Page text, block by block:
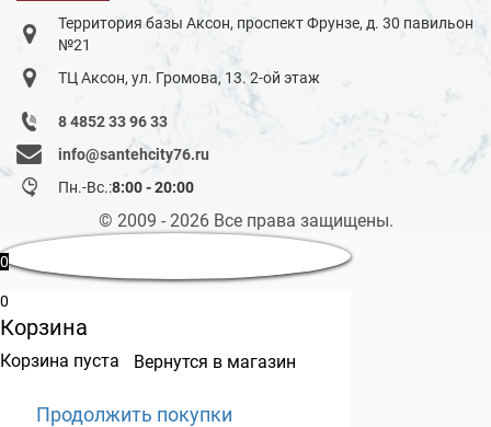
Территория базы Аксон, проспект Фрунзе, д. 30 павильон
№21
ТЦ Аксон, ул. Громова, 13. 2-ой этаж
8 4852 33 96 33
info@santehcity76.ru
Пн.-Вс.:8:00 - 20:00
© 2009 - 2026 Все права защищены.
0
0
Корзина
Корзина пуста Вернутся в магазин
Продолжить покупки